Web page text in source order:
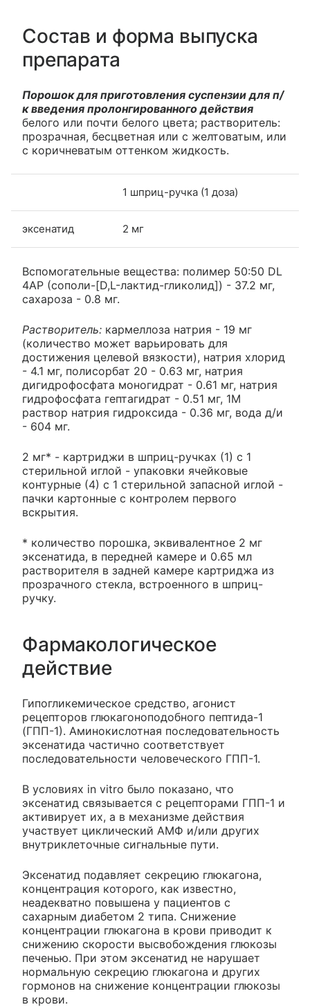
Состав и форма выпуска
препарата
Порошок для приготовления суспензии для п/
к введения пролонгированного действия
белого или почти белого цвета; растворитель:
прозрачная, бесцветная или с желтоватым, или
с коричневатым оттенком жидкость.
1 шприц-ручка (1 доза)
эксенатид 2 мг
Вспомогательные вещества: полимер 50:50 DL
4AP (сополи-[D,L-лактид-гликолид]) - 37.2 мг,
сахароза - 0.8 мг.
Растворитель: кармеллоза натрия - 19 мг
(количество может варьировать для
достижения целевой вязкости), натрия хлорид
- 4.1 мг, полисорбат 20 - 0.63 мг, натрия
дигидрофосфата моногидрат - 0.61 мг, натрия
гидрофосфата гептагидрат - 0.51 мг, 1М
раствор натрия гидроксида - 0.36 мг, вода д/и
- 604 мг.
2 мг* - картриджи в шприц-ручках (1) с 1
стерильной иглой - упаковки ячейковые
контурные (4) с 1 стерильной запасной иглой -
пачки картонные с контролем первого
вскрытия.
* количество порошка, эквивалентное 2 мг
эксенатида, в передней камере и 0.65 мл
растворителя в задней камере картриджа из
прозрачного стекла, встроенного в шприц-
ручку.
Фармакологическое
действие
Гипогликемическое средство, агонист
рецепторов глюкагоноподобного пептида-1
(ГПП-1). Аминокислотная последовательность
эксенатида частично соответствует
последовательности человеческого ГПП-1.
В условиях in vitro было показано, что
эксенатид связывается с рецепторами ГПП-1 и
активирует их, а в механизме действия
участвует циклический АМФ и/или других
внутриклеточные сигнальные пути.
Эксенатид подавляет секрецию глюкагона,
концентрация которого, как известно,
неадекватно повышена у пациентов с
сахарным диабетом 2 типа. Снижение
концентрации глюкагона в крови приводит к
снижению скорости высвобождения глюкозы
печенью. При этом эксенатид не нарушает
нормальную секрецию глюкагона и других
гормонов на снижение концентрации глюкозы
в крови.